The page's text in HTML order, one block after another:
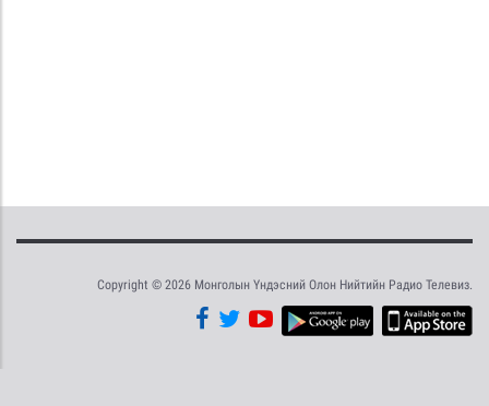
Copyright © 2026 Монголын Үндэсний Олон Нийтийн Радио Телевиз.